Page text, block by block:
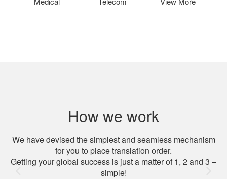
How we work
We have devised the simplest and seamless mechanism
for you to place translation order.
Getting your global success is just a matter of 1, 2 and 3 –
simple!